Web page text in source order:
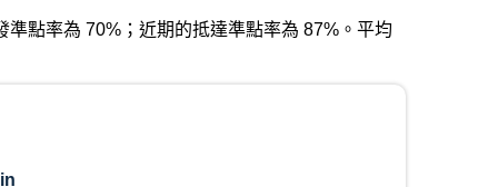
點率為 70%；近期的抵達準點率為 87%。平均